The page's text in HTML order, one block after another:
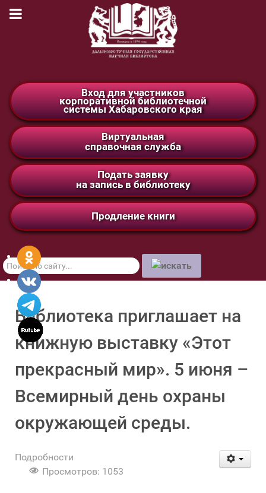
Вход для участников
корпоративной библиотечной
системы Хабаровского края
Виртуальная
справочная служба
Подать заявку
на запись в библиотеку
Продление книги
Поиск
по
сайту
Библиотека приглашает на
книжную выставку «Этот
прекрасный мир». 5 июня –
Всемирный день охраны
окружающей среды.
Подробности
Просмотров: 1053